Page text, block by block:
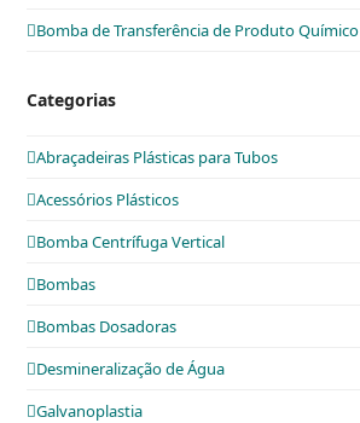
Bomba de Transferência de Produto Químico
Categorias
Abraçadeiras Plásticas para Tubos
Acessórios Plásticos
Bomba Centrífuga Vertical
Bombas
Bombas Dosadoras
Desmineralização de Água
Galvanoplastia